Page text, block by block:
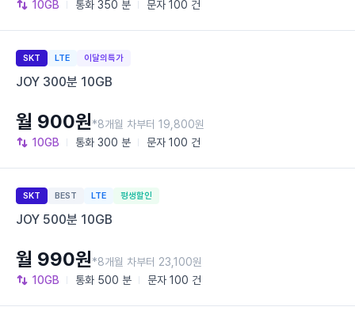
10GB 통화 350 분 문자 100 건
SKT LTE 이달의특가
JOY 300분 10GB
10GB 통화 300 분 문자 100 건
월 900원*8개월 차부터 19,800원
SKT BEST LTE 평생할인
JOY 500분 10GB
10GB 통화 500 분 문자 100 건
월 990원*8개월 차부터 23,100원